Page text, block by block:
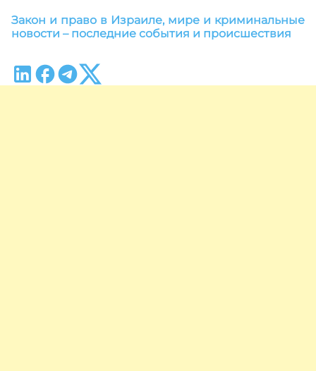
Закон и право в Израиле, мире и криминальные
новости – последние события и происшествия